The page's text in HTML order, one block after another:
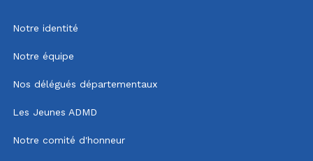
Notre identité
Notre équipe
Nos délégués départementaux
Les Jeunes ADMD
Notre comité d'honneur